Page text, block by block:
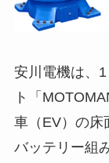
安川電機は、
ト「
車（EV）の床
バッテリー組